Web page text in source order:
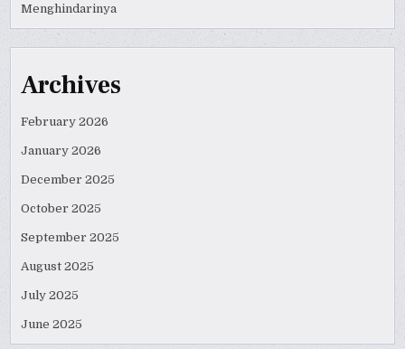
Menghindarinya
Archives
February 2026
January 2026
December 2025
October 2025
September 2025
August 2025
July 2025
June 2025